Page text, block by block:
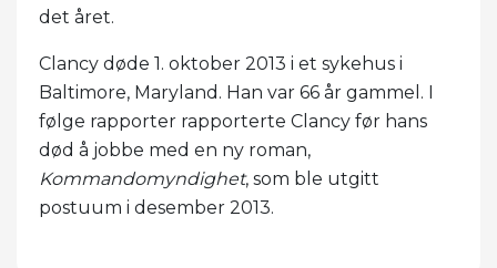
det året.
Clancy døde 1. oktober 2013 i et sykehus i
Baltimore, Maryland. Han var 66 år gammel. I
følge rapporter rapporterte Clancy før hans
død å jobbe med en ny roman,
Kommandomyndighet, som ble utgitt
postuum i desember 2013.